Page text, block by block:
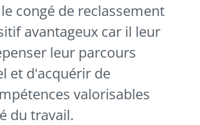
congé de reclassement
avantageux car il leur
leur parcours
et d'acquérir de
valorisables
du travail.